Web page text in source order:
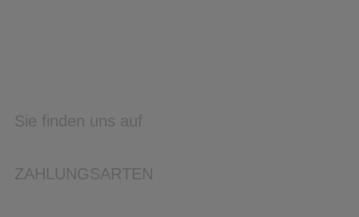
Sie finden uns auf
ZAHLUNGSARTEN